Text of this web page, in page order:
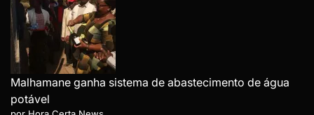
Malhamane ganha sistema de abastecimento de água
potável